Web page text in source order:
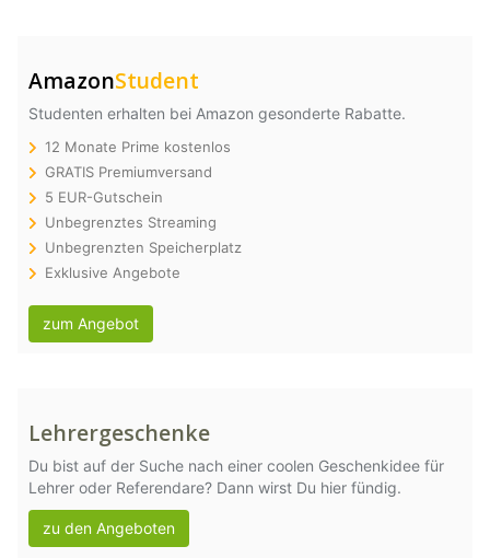
AmazonStudent
Studenten erhalten bei Amazon gesonderte Rabatte.
12 Monate Prime kostenlos
GRATIS Premiumversand
5 EUR-Gutschein
Unbegrenztes Streaming
Unbegrenzten Speicherplatz
Exklusive Angebote
zum Angebot
Lehrergeschenke
Du bist auf der Suche nach einer coolen Geschenkidee für
Lehrer oder Referendare? Dann wirst Du hier fündig.
zu den Angeboten